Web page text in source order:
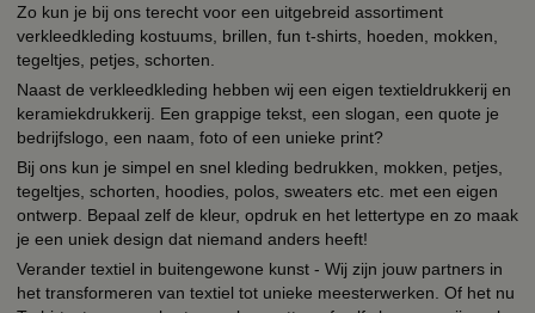
Zo kun je bij ons terecht voor een uitgebreid assortiment
verkleedkleding kostuums, brillen, fun t-shirts, hoeden, mokken,
tegeltjes, petjes, schorten.
Naast de verkleedkleding hebben wij een eigen textieldrukkerij en
keramiekdrukkerij. Een grappige tekst, een slogan, een quote je
bedrijfslogo, een naam, foto of een unieke print?
Bij ons kun je simpel en snel kleding bedrukken, mokken, petjes,
tegeltjes, schorten, hoodies, polos, sweaters etc. met een eigen
ontwerp. Bepaal zelf de kleur, opdruk en het lettertype en zo maak
je een uniek design dat niemand anders heeft!
Verander textiel in buitengewone kunst - Wij zijn jouw partners in
het transformeren van textiel tot unieke meesterwerken. Of het nu